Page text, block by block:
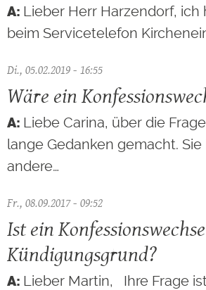
Lieber Herr Harzendorf, ich
beim Servicetelefon
Di., 05.02.2019 - 16:55
Wäre ein
Liebe Carina, über die
lange Gedanken gemacht. Sie
andere…
Fr., 08.09.2017 - 09:52
Ist ein
Kündigungsgrund?
Lieber Martin, Ihre Frage